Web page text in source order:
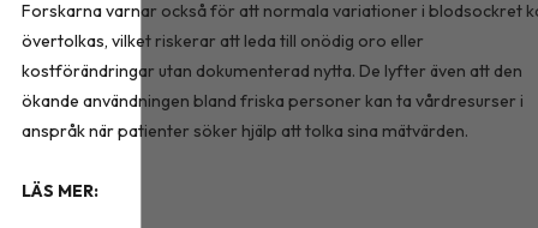
Forskarna varnar också för att normala variationer i blodsockret
övertolkas, vilket riskerar att leda till onödig oro eller
kostförändringar utan dokumenterad nytta. De lyfter även att den
ökande användningen bland friska personer kan ta vårdresurser i
anspråk när patienter söker hjälp att tolka sina mätvärden.
LÄS MER: